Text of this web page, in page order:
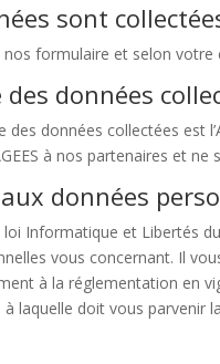
sont
formulaire et selon
données
des données collectées est
à nos partenaires et ne
données
Informatique et Libertés
vous concernant. Il
à la réglementation en
à laquelle doit vous